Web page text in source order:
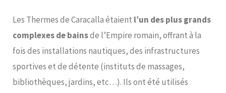
Les Thermes de Caracalla étaient l’un des plus grands
complexes de bainsde l’Empire romain, offrant à la
fois des installations nautiques, des infrastructures
sportives et de détente (instituts de massages,
bibliothèques, jardins, etc…). Ils ont été utilisés